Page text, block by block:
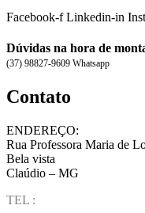
Facebook-f Linkedin-in
Dúvidas na hora de
(37) 98827-9609 Whatsapp
Contato
ENDEREÇO:
Rua Professora Maria de
Bela vista
Claúdio – MG
TEL :